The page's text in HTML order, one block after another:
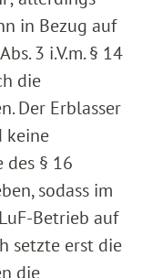
in Bezug auf
3 i.V.m. § 14
die
Der Erblasser
keine
§ 16
sodass im
Betrieb auf
setzte erst die
die